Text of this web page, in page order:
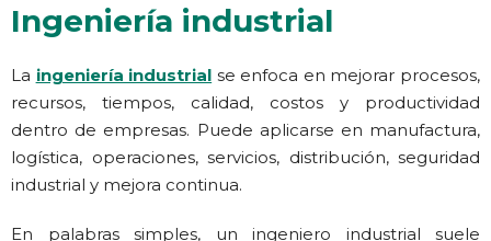
Ingeniería industrial
La ingeniería industrial se enfoca en mejorar procesos,
recursos, tiempos, calidad, costos y productividad
dentro de empresas. Puede aplicarse en manufactura,
logística, operaciones, servicios, distribución, seguridad
industrial y mejora continua.
En palabras simples, un ingeniero industrial suele